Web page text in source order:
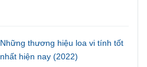
Những thương hiệu loa vi tính tốt
nhất hiện nay (2022)